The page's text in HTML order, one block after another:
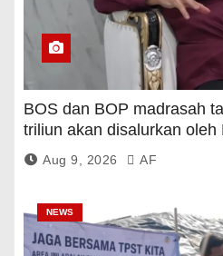
BOS dan BOP madrasah
triliun akan disalurkan oleh
Aug 9, 2026 AF
NEWS